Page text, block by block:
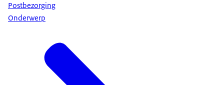
Postbezorging
Onderwerp